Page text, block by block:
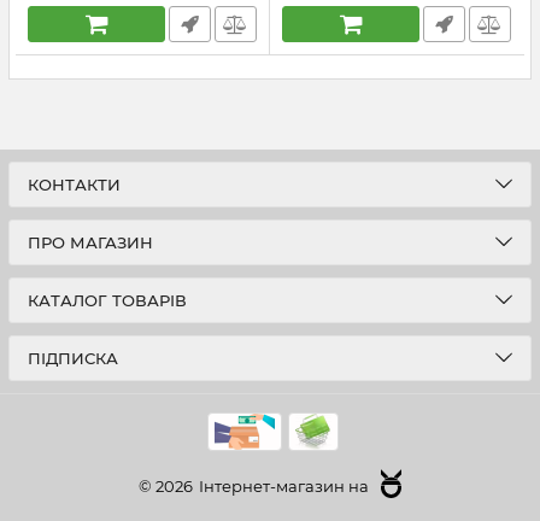
КОНТАКТИ
ПРО МАГАЗИН
КАТАЛОГ ТОВАРІВ
ПІДПИСКА
© 2026 Інтернет-магазин на